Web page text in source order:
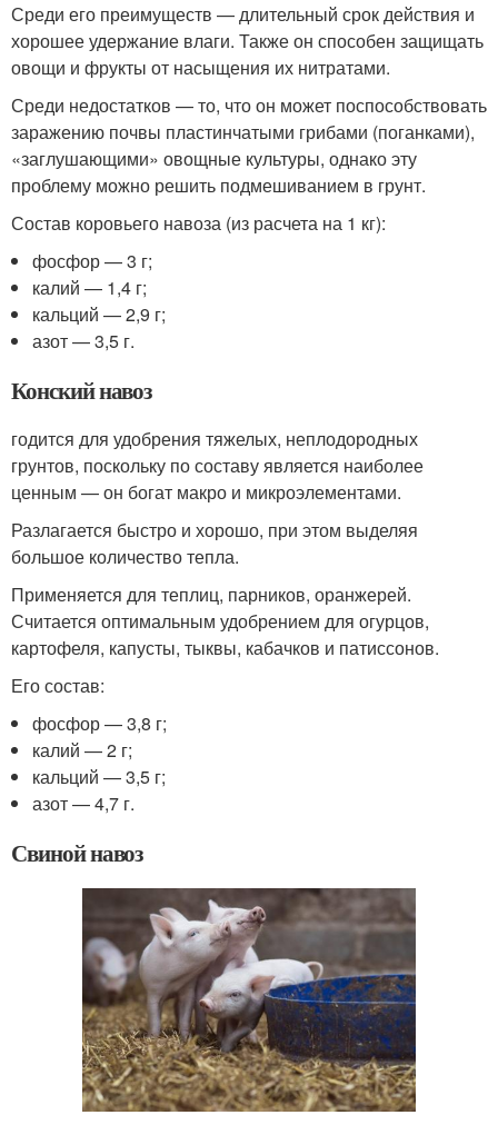
Среди его преимуществ — длительный срок действия и
хорошее удержание влаги. Также он способен защищать
овощи и фрукты от насыщения их нитратами.
Среди недостатков — то, что он может поспособствовать
заражению почвы пластинчатыми грибами (поганками),
«заглушающими» овощные культуры, однако эту
проблему можно решить подмешиванием в грунт.
Состав коровьего навоза (из расчета на 1 кг):
фосфор — 3 г;
калий — 1,4 г;
кальций — 2,9 г;
азот — 3,5 г.
Конский навоз
годится для удобрения тяжелых, неплодородных
грунтов, поскольку по составу является наиболее
ценным — он богат макро и микроэлементами.
Разлагается быстро и хорошо, при этом выделяя
большое количество тепла.
Применяется для теплиц, парников, оранжерей.
Считается оптимальным удобрением для огурцов,
картофеля, капусты, тыквы, кабачков и патиссонов.
Его состав:
фосфор — 3,8 г;
калий — 2 г;
кальций — 3,5 г;
азот — 4,7 г.
Свиной навоз